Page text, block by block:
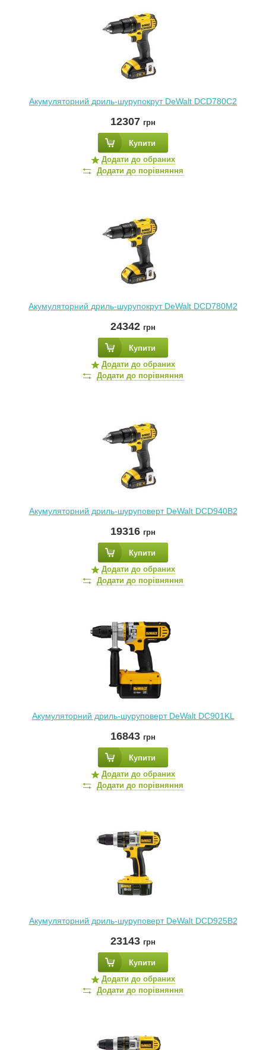
Акумуляторний дриль-шурупокрут DeWalt DCD780C2
12307 грн
Купити
Додати до обраних
Додати до порівняння
Акумуляторний дриль-шурупокрут DeWalt DCD780M2
24342 грн
Купити
Додати до обраних
Додати до порівняння
Акумуляторний дриль-шуруповерт DeWalt DCD940B2
19316 грн
Купити
Додати до обраних
Додати до порівняння
Акумуляторний дриль-шуруповерт DeWalt DC901KL
16843 грн
Купити
Додати до обраних
Додати до порівняння
Акумуляторний дриль-шуруповерт DeWalt DCD925B2
23143 грн
Купити
Додати до обраних
Додати до порівняння